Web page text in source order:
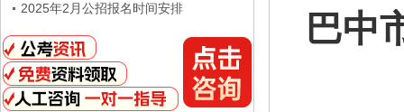
2025年2月公招报名时间安排
巴中